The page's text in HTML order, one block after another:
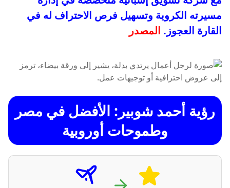
مسيرته الكروية وتسهيل فرص الاحتراف له في
القارة العجوز. المصدر
رؤية أحمد شوبير: الأفضل في مصر
وطموحات أوروبية